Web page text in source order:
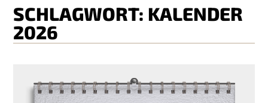
SCHLAGWORT: KALENDER
2026